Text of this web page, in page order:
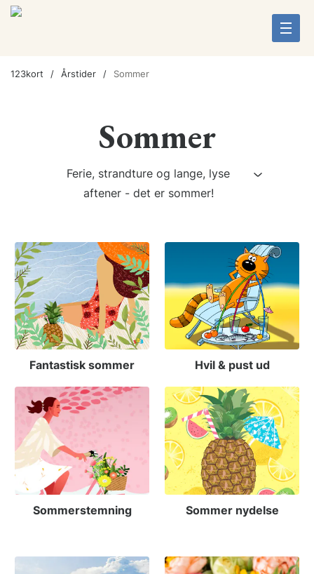
123kort Årstider Sommer
Sommer
Ferie, strandture og lange, lyse
aftener - det er sommer!
Fantastisk sommer Hvil & pust ud
Sommerstemning Sommer nydelse